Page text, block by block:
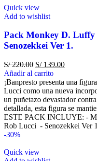
Quick view
Add to wishlist
Pack Monkey D. Luffy
Senozekkei Ver 1.
S/220.00 S/139.00
Añadir al carrito
¡Banpresto presenta una
Lucci como una nueva
un puñetazo devastador
detallada, esta figura se
ESTE PACK INCLUYE: -
Rob Lucci - Senozekkei Ver
-30%
Quick view